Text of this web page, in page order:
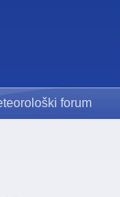
forum